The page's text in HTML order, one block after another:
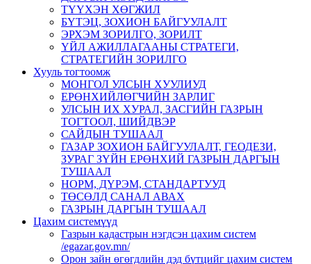
ТҮҮХЭН ХӨГЖИЛ
БҮТЭЦ, ЗОХИОН БАЙГУУЛАЛТ
ЭРХЭМ ЗОРИЛГО, ЗОРИЛТ
ҮЙЛ АЖИЛЛАГААНЫ СТРАТЕГИ,
СТРАТЕГИЙН ЗОРИЛГО
Хууль тогтоомж
МОНГОЛ УЛСЫН ХУУЛИУД
ЕРӨНХИЙЛӨГЧИЙН ЗАРЛИГ
УЛСЫН ИХ ХУРАЛ, ЗАСГИЙН ГАЗРЫН
ТОГТООЛ, ШИЙДВЭР
САЙДЫН ТУШААЛ
ГАЗАР ЗОХИОН БАЙГУУЛАЛТ, ГЕОДЕЗИ,
ЗУРАГ ЗҮЙН ЕРӨНХИЙ ГАЗРЫН ДАРГЫН
ТУШААЛ
НОРМ, ДҮРЭМ, СТАНДАРТУУД
ТӨСӨЛД САНАЛ АВАХ
ГАЗРЫН ДАРГЫН ТУШААЛ
Цахим системүүд
Газрын кадастрын нэгдсэн цахим систем
/egazar.gov.mn/
Орон зайн өгөгдлийн дэд бүтцийг цахим систем